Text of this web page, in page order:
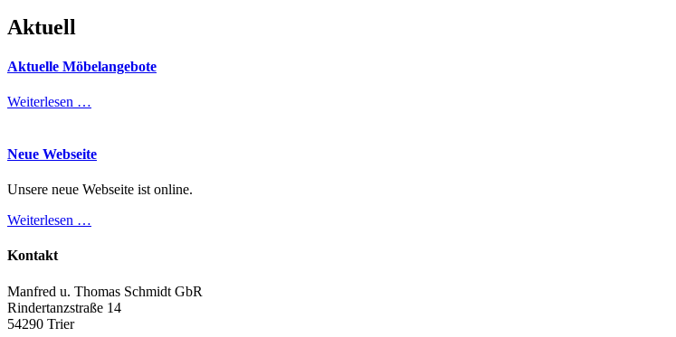
Aktuell
Aktuelle Möbelangebote
Weiterlesen …
Neue Webseite
Unsere neue Webseite ist online.
Weiterlesen …
Kontakt
Manfred u. Thomas Schmidt GbR
Rindertanzstraße 14
54290 Trier